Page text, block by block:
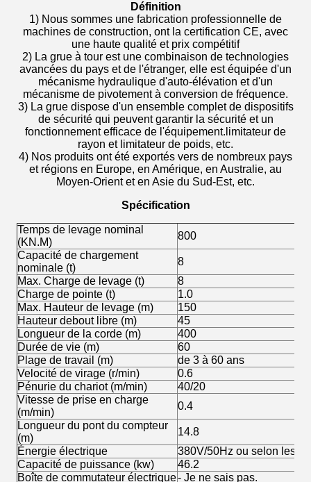
Définition
1) Nous sommes une fabrication professionnelle de
machines de construction, ont la certification CE, avec
une haute qualité et prix compétitif
2) La grue à tour est une combinaison de technologies
avancées du pays et de l'étranger, elle est équipée d'un
mécanisme hydraulique d'auto-élévation et d'un
mécanisme de pivotement à conversion de fréquence.
3) La grue dispose d'un ensemble complet de dispositifs
de sécurité qui peuvent garantir la sécurité et un
fonctionnement efficace de l'équipement.limitateur de
rayon et limitateur de poids, etc.
4) Nos produits ont été exportés vers de nombreux pays
et régions en Europe, en Amérique, en Australie, au
Moyen-Orient et en Asie du Sud-Est, etc.
Spécification
Temps de levage nominal
(KN.M)
800
Capacité de chargement
nominale (t)
8
Max. Charge de levage (t)
8
Charge de pointe (t)
1.0
Max. Hauteur de levage (m)
150
Hauteur debout libre (m)
45
Longueur de la corde (m)
400
Durée de vie (m)
60
Plage de travail (m)
de 3 à 60 ans
Velocité de virage (r/min)
0.6
Pénurie du chariot (m/min)
40/20
Vitesse de prise en charge
(m/min)
0.4
Longueur du pont du compteur
(m)
14.8
Énergie électrique
380V/50Hz ou selon les
Capacité de puissance (kw)
46.2
Boîte de commutateur électrique- Je ne sais pas.